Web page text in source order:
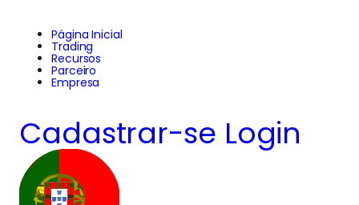
Página Inicial
Trading
Recursos
Parceiro
Empresa
Cadastrar-se Login